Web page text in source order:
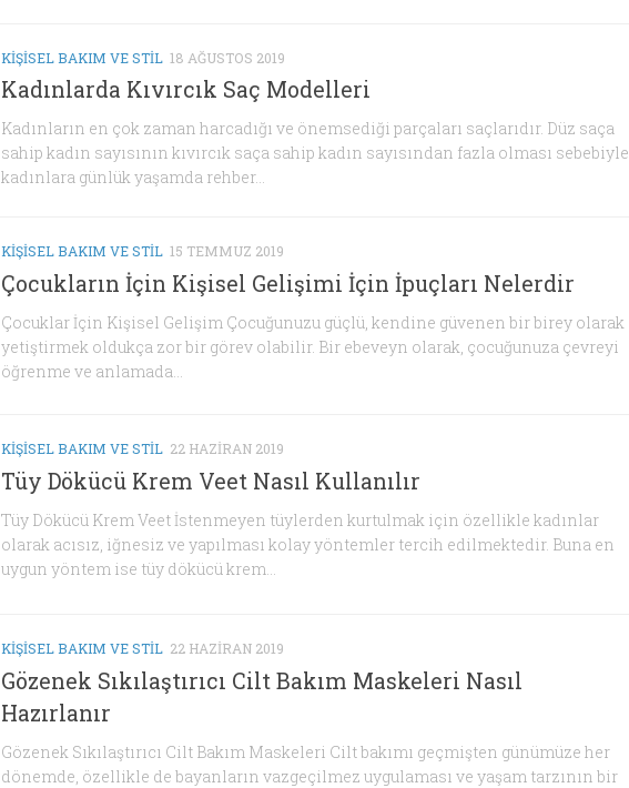
KIŞISEL BAKIM VE STIL 18 AĞUSTOS 2019
Kadınlarda Kıvırcık Saç Modelleri
Kadınların en çok zaman harcadığı ve önemsediği parçaları saçlarıdır. Düz saça
sahip kadın sayısının kıvırcık saça sahip kadın sayısından fazla olması sebebiyle
kadınlara günlük yaşamda rehber...
KIŞISEL BAKIM VE STIL 15 TEMMUZ 2019
Çocukların İçin Kişisel Gelişimi İçin İpuçları Nelerdir
Çocuklar İçin Kişisel Gelişim Çocuğunuzu güçlü, kendine güvenen bir birey olarak
yetiştirmek oldukça zor bir görev olabilir. Bir ebeveyn olarak, çocuğunuza çevreyi
öğrenme ve anlamada...
KIŞISEL BAKIM VE STIL 22 HAZIRAN 2019
Tüy Dökücü Krem Veet Nasıl Kullanılır
Tüy Dökücü Krem Veet İstenmeyen tüylerden kurtulmak için özellikle kadınlar
olarak acısız, iğnesiz ve yapılması kolay yöntemler tercih edilmektedir. Buna en
uygun yöntem ise tüy dökücü krem...
KIŞISEL BAKIM VE STIL 22 HAZIRAN 2019
Gözenek Sıkılaştırıcı Cilt Bakım Maskeleri Nasıl
Hazırlanır
Gözenek Sıkılaştırıcı Cilt Bakım Maskeleri Cilt bakımı geçmişten günümüze her
dönemde, özellikle de bayanların vazgeçilmez uygulaması ve yaşam tarzının bir